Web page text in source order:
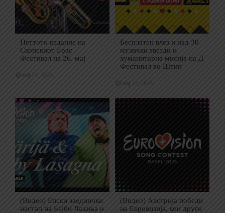
Петтото издание на
Скопскиот Брас
Фестивал на 26. мај
мај 24, 2025
Бесплатен влез и над 30
музички ѕвезди и
хуманитарна мисија на Д
Фестивал во Штип
мај 22, 2025
(Видео) Епски заеднички
настап на Бејби Лазања и
(Видео) Австрија победи
на Евровизија, кои други